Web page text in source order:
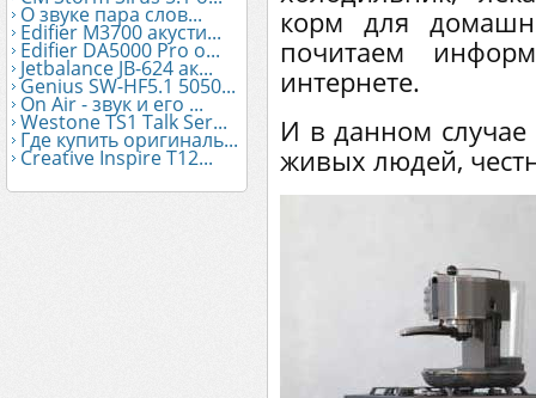
О звуке пара слов...
Edifier М3700 акусти...
Edifier DA5000 Pro о...
Jetbalance JB-624 ак...
Genius SW-HF5.1 5050...
On Air - звук и его ...
Westone TS1 Talk Ser...
Где купить оригиналь...
Creative Inspire T12...
корм для
почитаем
интернете.
И в данном
живых людей,